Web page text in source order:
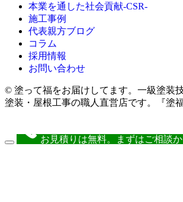
本業を通した社会貢献-CSR-
施工事例
代表親方ブログ
コラム
採用情報
お問い合わせ
© 塗って福をお届けしてます。一級塗装
塗装・屋根工事の職人直営店です。『塗福
お見積りは無料。まずはご相談か